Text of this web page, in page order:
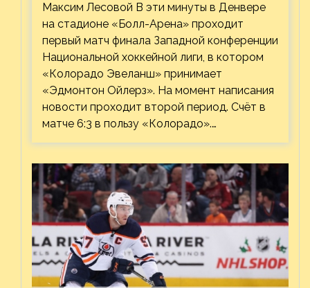
Максим Лесовой В эти минуты в Денвере
на стадионе «Болл-Арена» проходит
первый матч финала Западной конференции
Национальной хоккейной лиги, в котором
«Колорадо Эвеланш» принимает
«Эдмонтон Ойлерз». На момент написания
новости проходит второй период. Счёт в
матче 6:3 в пользу «Колорадо».…